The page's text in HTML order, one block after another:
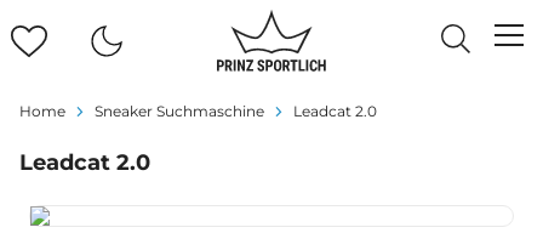
Home Sneaker Suchmaschine Leadcat 2.0
Leadcat 2.0